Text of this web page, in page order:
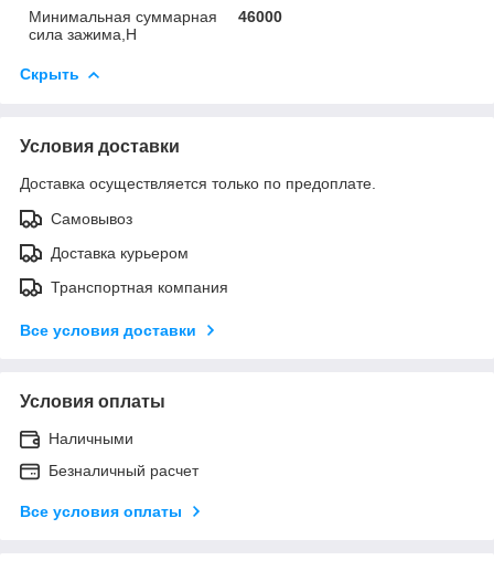
Минимальная суммарная
сила зажима,Н
46000
Скрыть
Условия доставки
Доставка осуществляется только по предоплате.
Самовывоз
Доставка курьером
Транспортная компания
Все условия доставки
Условия оплаты
Наличными
Безналичный расчет
Все условия оплаты